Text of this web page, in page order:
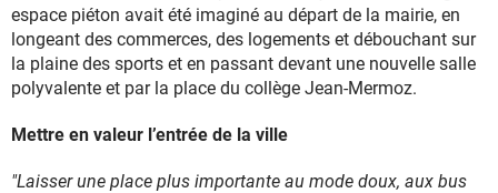
espace piéton avait été imaginé au départ de la mairie, en
longeant des commerces, des logements et débouchant sur
la plaine des sports et en passant devant une nouvelle salle
polyvalente et par la place du collège Jean-Mermoz.
Mettre en valeur l’entrée de la ville
"Laisser une place plus importante au mode doux, aux bus